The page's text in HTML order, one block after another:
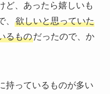
、あったら嬉しいも
欲しいと思っていた
るものだったので、か
持っているものが多い